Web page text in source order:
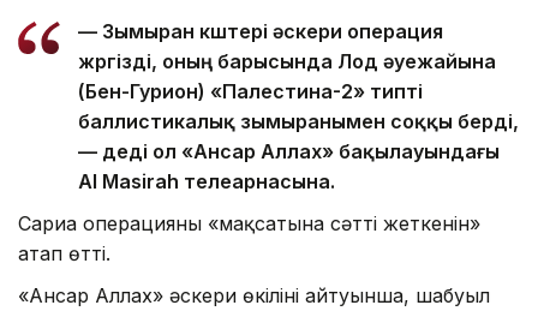
— Зымыран күштері әскери операция
жүргізді, оның барысында Лод әуежайына
(Бен-Гурион) «Палестина-2» типті
баллистикалық зымыранымен соққы берді,
— деді ол «Ансар Аллах» бақылауындағы
Al Masirah телеарнасына.
Сариа операцияның «мақсатына сәтті жеткенін»
атап өтті.
«Ансар Аллах» әскери өкілінің айтуынша, шабуыл